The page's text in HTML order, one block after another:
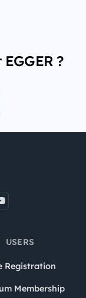
?
USERS
Registration
Membership